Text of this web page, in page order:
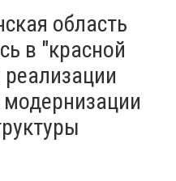
область
в "красной
реализации
модернизации